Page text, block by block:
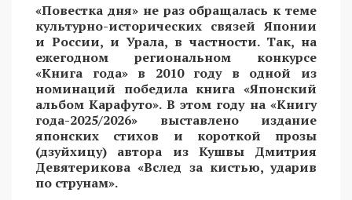
«Повестка дня» не раз обращалась к теме
культурно-исторических связей Японии
и России, и Урала, в частности. Так, на
ежегодном региональном конкурсе
«Книга года» в 2010 году в одной из
номинаций победила книга «Японский
альбом Карафуто». В этом году на «Книгу
года-2025/2026» выставлено издание
японских стихов и короткой прозы
(дзуйхицу) автора из Кушвы Дмитрия
Девятерикова «Вслед за кистью, ударив
по струнам».